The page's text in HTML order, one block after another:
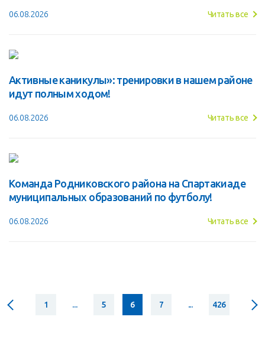
06.08.2026 Читать все
Активные каникулы»: тренировки в нашем районе
идут полным ходом!
06.08.2026 Читать все
Команда Родниковского района на Спартакиаде
муниципальных образований по футболу!
06.08.2026 Читать все
1 ... 5 6 7 ... 426